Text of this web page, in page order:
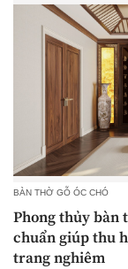
BÀN THỜ GỖ ÓC CHÓ
Phong thủy bàn
chuẩn giúp thu
trang nghiêm